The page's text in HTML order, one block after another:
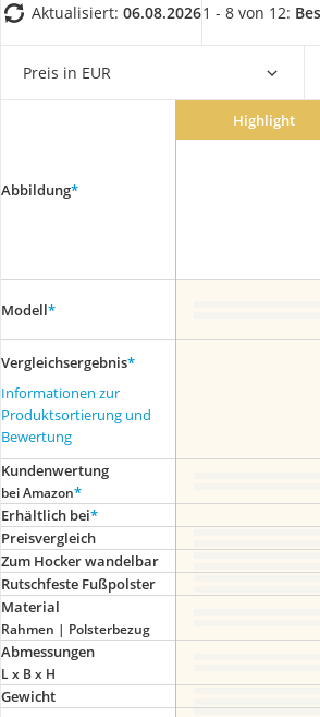
Aktualisiert: 06.08.20261 - 8 von 12:
Preis in EUR
Abbildung*
Highlight
Modell*
Vergleichsergebnis*
Informationen zur
Produktsortierung und
Bewertung
Kundenwertung
bei Amazon*
Erhältlich bei*
Preis­vergleich
Zum Hocker wandelbar
Rutschfeste Fußpolster
Material
Rahmen | Polsterbezug
Abmessungen
L x B x H
Gewicht